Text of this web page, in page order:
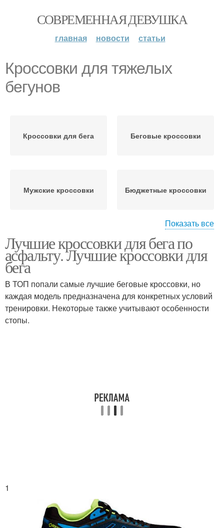
СОВРЕМЕННАЯ ДЕВУШКА
главная новости статьи
Кроссовки для тяжелых
бегунов
Кроссовки для бега Беговые кроссовки
Мужские кроссовки Бюджетные кроссовки
Кроссовок для бега
Показать все
Лучшие кроссовки для бега по
асфальту. Лучшие кроссовки для
бега
В ТОП попали самые лучшие беговые кроссовки, но
каждая модель предназначена для конкретных условий
тренировки. Некоторые также учитывают особенности
стопы.
1